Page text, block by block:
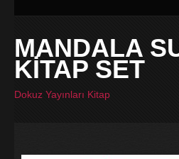
Kurumsal
Kitaplar
MANDALA
KİTAP SET
Dokuz Yayınları Kitap